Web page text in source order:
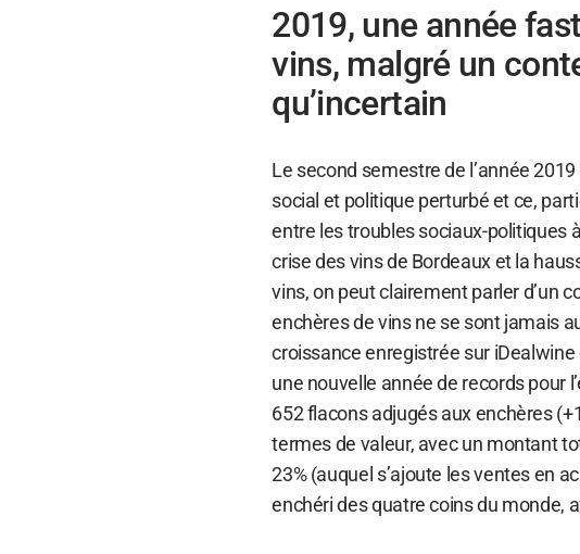
2019, une année
vins, malgré un
qu’incertain
Le second semestre de l’année
social et politique perturbé et ce,
entre les troubles sociaux-politiques
crise des vins de Bordeaux et la
vins, on peut clairement parler d’un
enchères de vins ne se sont jamais
croissance enregistrée sur
une nouvelle année de records pour
652 flacons adjugés aux enchères
termes de valeur, avec un montant
23% (auquel s’ajoute les ventes en
enchéri des quatre coins du monde,